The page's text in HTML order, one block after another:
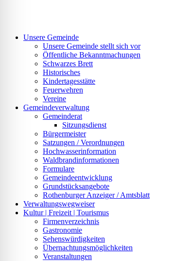
Unsere Gemeinde
Unsere Gemeinde stellt sich vor
Öffentliche Bekanntmachungen
Schwarzes Brett
Historisches
Kindertagesstätte
Feuerwehren
Vereine
Gemeindeverwaltung
Gemeinderat
Sitzungsdienst
Bürgermeister
Satzungen / Verordnungen
Hochwasserinformation
Waldbrandinformationen
Formulare
Gemeindeentwicklung
Grundstücksangebote
Rothenburger Anzeiger / Amtsblatt
Verwaltungswegweiser
Kultur | Freizeit | Tourismus
Firmenverzeichnis
Gastronomie
Sehenswürdigkeiten
Übernachtungsmöglichkeiten
Veranstaltungen